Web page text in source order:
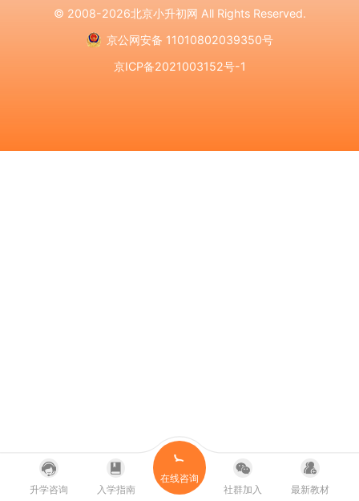
© 2008-2026北京小升初网 All Rights Reserved.
京公网安备 11010802039350号
京ICP备2021003152号-1
升学咨询 入学指南
在线咨询
社群加入
最新教材